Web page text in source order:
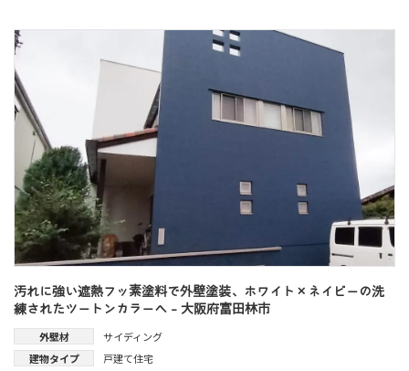
汚れに強い遮熱フッ素塗料で外壁塗装、ホワイト×ネイビーの洗
練されたツートンカラーへ - 大阪府富田林市
外壁材
サイディング
建物タイプ
戸建て住宅